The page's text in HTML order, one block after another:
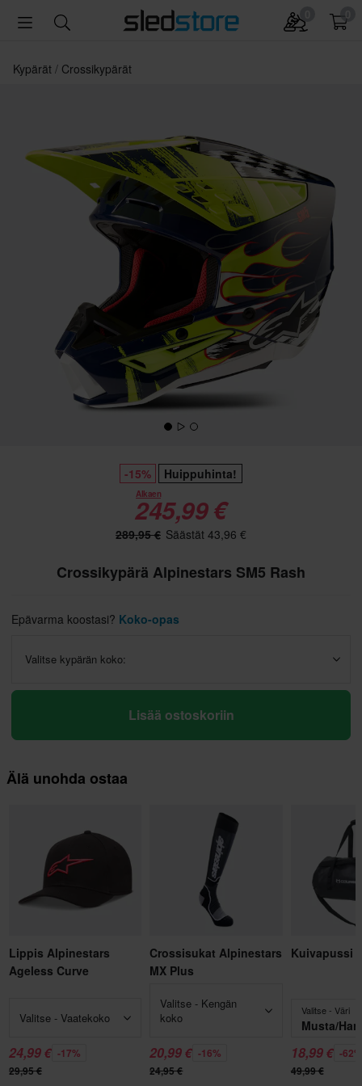
Kypärät Crossikypärät
-15% Huippuhinta!
Alkaen
245,99 €
289,95 € Säästät 43,96 €
Crossikypärä Alpinestars SM5 Rash
Epävarma koostasi? Koko-opas
Valitse kypärän koko:
Lisää ostoskoriin
Älä unohda ostaa
Lippis Alpinestars
Ageless Curve
Valitse - Vaatekoko
24,99 € -17%
29,95 €
Crossisukat Alpinestars
MX Plus
Valitse - Kengän
koko
20,99 € -16%
24,95 €
Kuivapussi
Valitse - Väri
Musta/
18,99 € -62%
49,99 €